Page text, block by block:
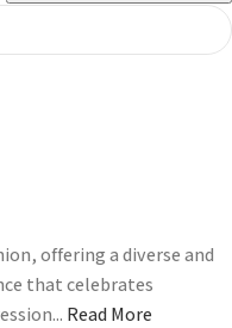
offering a diverse and
that celebrates
Read More